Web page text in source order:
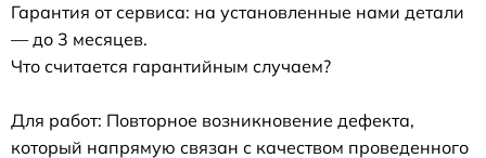
Гарантия от сервиса: на установленные нами детали
— до 3 месяцев.
Что считается гарантийным случаем?
Для работ: Повторное возникновение дефекта,
который напрямую связан с качеством проведенного